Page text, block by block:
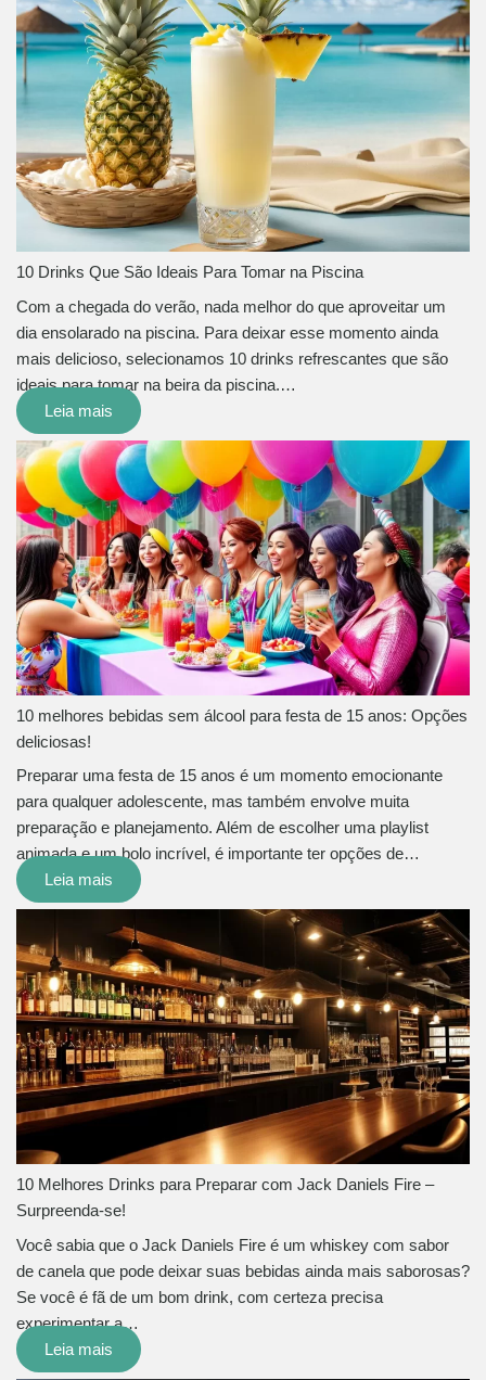
10 Drinks Que São Ideais Para Tomar na Piscina
Com a chegada do verão, nada melhor do que aproveitar um
dia ensolarado na piscina. Para deixar esse momento ainda
mais delicioso, selecionamos 10 drinks refrescantes que são
ideais para tomar na beira da piscina.…
Leia mais
10 melhores bebidas sem álcool para festa de 15 anos: Opções
deliciosas!
Preparar uma festa de 15 anos é um momento emocionante
para qualquer adolescente, mas também envolve muita
preparação e planejamento. Além de escolher uma playlist
animada e um bolo incrível, é importante ter opções de…
Leia mais
10 Melhores Drinks para Preparar com Jack Daniels Fire –
Surpreenda-se!
Você sabia que o Jack Daniels Fire é um whiskey com sabor
de canela que pode deixar suas bebidas ainda mais saborosas?
Se você é fã de um bom drink, com certeza precisa
experimentar a…
Leia mais